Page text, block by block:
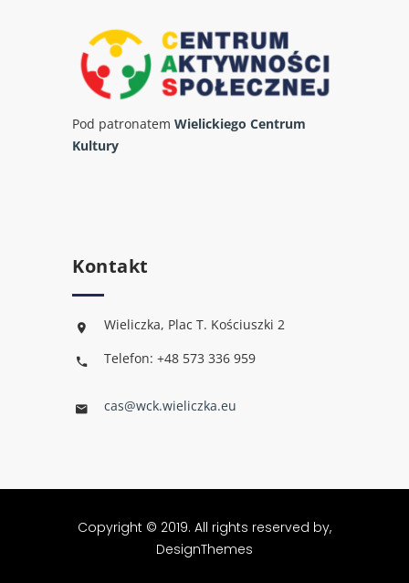
Pod patronatem Wielickiego Centrum
Kultury
Kontakt
Wieliczka, Plac T. Kościuszki 2
Telefon: +48 573 336 959
cas@wck.wieliczka.eu
Copyright © 2019. All rights reserved by,
DesignThemes